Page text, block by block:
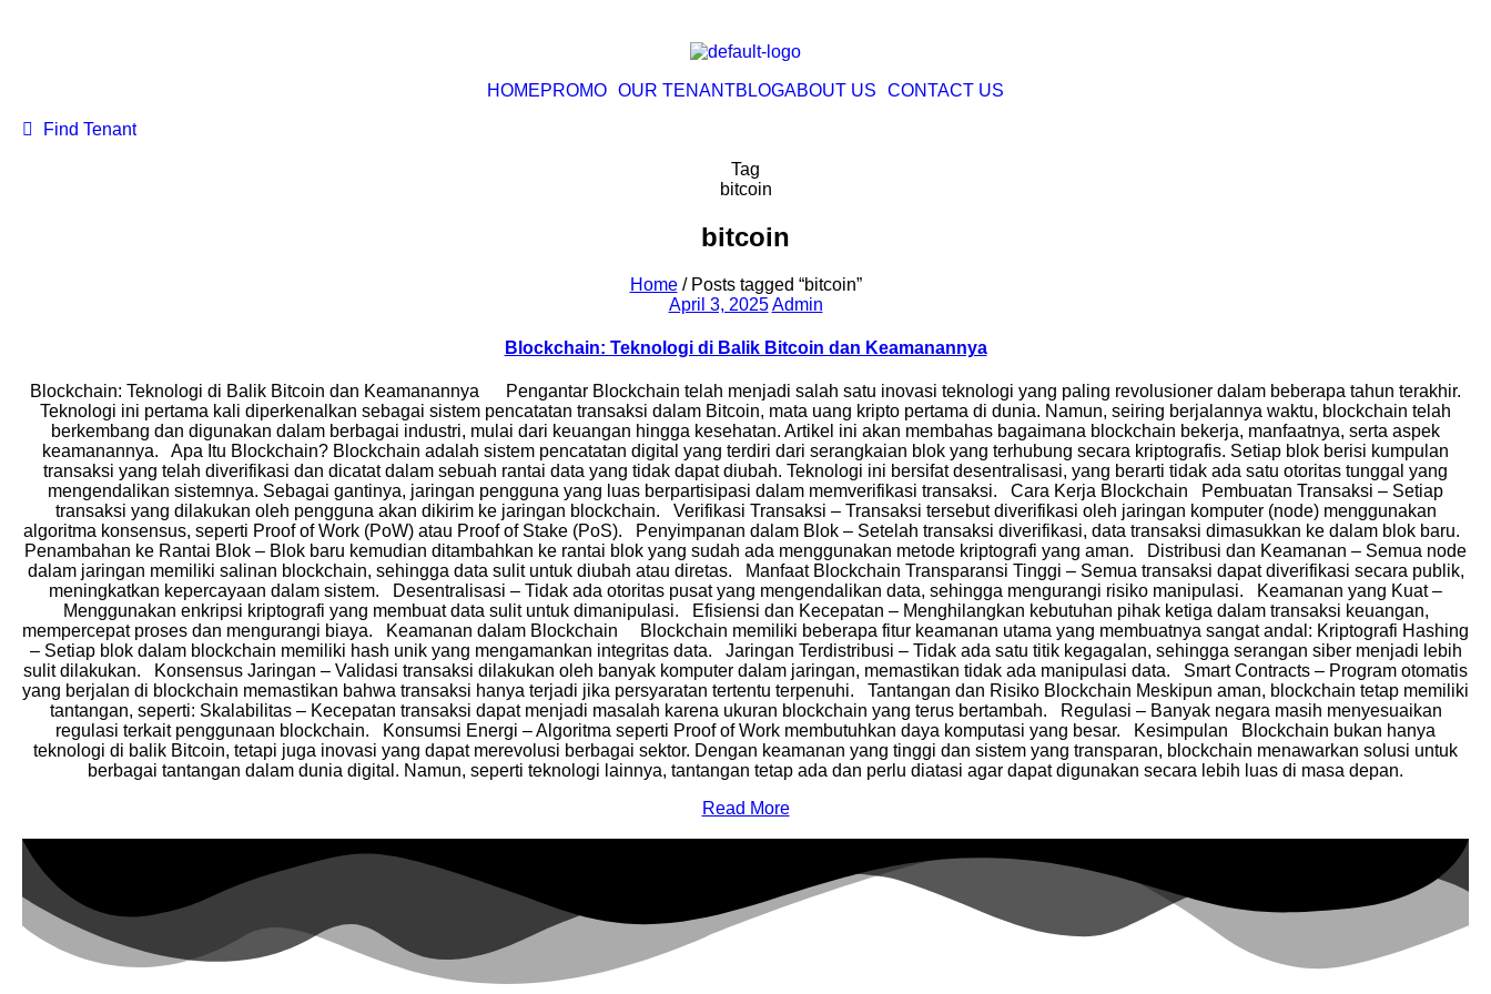
HOMEPROMO OUR TENANTBLOGABOUT US CONTACT US
Find Tenant
Tag
bitcoin
bitcoin
Home/ Posts tagged “bitcoin”
March 17, 2025
April 3, 2025 Admin
Blockchain: Teknologi di Balik Bitcoin dan Keamanannya
Blockchain: Teknologi di Balik Bitcoin dan Keamanannya Pengantar Blockchain telah menjadi salah satu inovasi teknologi yang paling revolusioner dalam beberapa tahun terakhir.
Teknologi ini pertama kali diperkenalkan sebagai sistem pencatatan transaksi dalam Bitcoin, mata uang kripto pertama di dunia. Namun, seiring berjalannya waktu, blockchain telah
berkembang dan digunakan dalam berbagai industri, mulai dari keuangan hingga kesehatan. Artikel ini akan membahas bagaimana blockchain bekerja, manfaatnya, serta aspek
keamanannya. Apa Itu Blockchain? Blockchain adalah sistem pencatatan digital yang terdiri dari serangkaian blok yang terhubung secara kriptografis. Setiap blok berisi kumpulan
transaksi yang telah diverifikasi dan dicatat dalam sebuah rantai data yang tidak dapat diubah. Teknologi ini bersifat desentralisasi, yang berarti tidak ada satu otoritas tunggal yang
mengendalikan sistemnya. Sebagai gantinya, jaringan pengguna yang luas berpartisipasi dalam memverifikasi transaksi. Cara Kerja Blockchain Pembuatan Transaksi – Setiap
transaksi yang dilakukan oleh pengguna akan dikirim ke jaringan blockchain. Verifikasi Transaksi – Transaksi tersebut diverifikasi oleh jaringan komputer (node) menggunakan
algoritma konsensus, seperti Proof of Work (PoW) atau Proof of Stake (PoS). Penyimpanan dalam Blok – Setelah transaksi diverifikasi, data transaksi dimasukkan ke dalam blok baru.
Penambahan ke Rantai Blok – Blok baru kemudian ditambahkan ke rantai blok yang sudah ada menggunakan metode kriptografi yang aman. Distribusi dan Keamanan – Semua node
dalam jaringan memiliki salinan blockchain, sehingga data sulit untuk diubah atau diretas. Manfaat Blockchain Transparansi Tinggi – Semua transaksi dapat diverifikasi secara publik,
meningkatkan kepercayaan dalam sistem. Desentralisasi – Tidak ada otoritas pusat yang mengendalikan data, sehingga mengurangi risiko manipulasi. Keamanan yang Kuat –
Menggunakan enkripsi kriptografi yang membuat data sulit untuk dimanipulasi. Efisiensi dan Kecepatan – Menghilangkan kebutuhan pihak ketiga dalam transaksi keuangan,
mempercepat proses dan mengurangi biaya. Keamanan dalam Blockchain Blockchain memiliki beberapa fitur keamanan utama yang membuatnya sangat andal: Kriptografi Hashing
– Setiap blok dalam blockchain memiliki hash unik yang mengamankan integritas data. Jaringan Terdistribusi – Tidak ada satu titik kegagalan, sehingga serangan siber menjadi lebih
sulit dilakukan. Konsensus Jaringan – Validasi transaksi dilakukan oleh banyak komputer dalam jaringan, memastikan tidak ada manipulasi data. Smart Contracts – Program otomatis
yang berjalan di blockchain memastikan bahwa transaksi hanya terjadi jika persyaratan tertentu terpenuhi. Tantangan dan Risiko Blockchain Meskipun aman, blockchain tetap memiliki
tantangan, seperti: Skalabilitas – Kecepatan transaksi dapat menjadi masalah karena ukuran blockchain yang terus bertambah. Regulasi – Banyak negara masih menyesuaikan
regulasi terkait penggunaan blockchain. Konsumsi Energi – Algoritma seperti Proof of Work membutuhkan daya komputasi yang besar. Kesimpulan Blockchain bukan hanya
teknologi di balik Bitcoin, tetapi juga inovasi yang dapat merevolusi berbagai sektor. Dengan keamanan yang tinggi dan sistem yang transparan, blockchain menawarkan solusi untuk
berbagai tantangan dalam dunia digital. Namun, seperti teknologi lainnya, tantangan tetap ada dan perlu diatasi agar dapat digunakan secara lebih luas di masa depan.
Read More